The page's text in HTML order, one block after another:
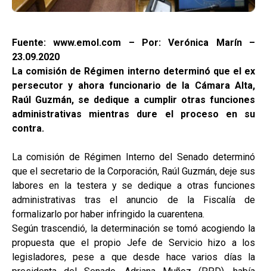
Fuente: www.emol.com – Por: Verónica Marín –
23.09.2020
La comisión de Régimen interno determinó que el ex
persecutor y ahora funcionario de la Cámara Alta,
Raúl Guzmán, se dedique a cumplir otras funciones
administrativas mientras dure el proceso en su
contra.
La comisión de Régimen Interno del Senado determinó
que el secretario de la Corporación, Raúl Guzmán, deje sus
labores en la testera y se dedique a otras funciones
administrativas tras el anuncio de la Fiscalía de
formalizarlo por haber infringido la cuarentena.
Según trascendió, la determinación se tomó acogiendo la
propuesta que el propio Jefe de Servicio hizo a los
legisladores, pese a que desde hace varios días la